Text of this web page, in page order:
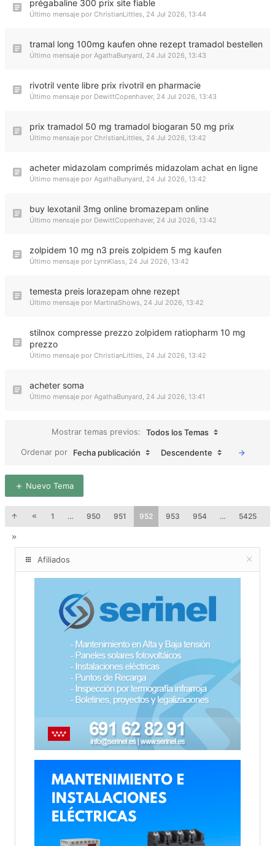
prégabaline 300 prix site fiable
Último mensaje por ChristianLittles, 24 Jul 2026, 13:44
tramal long 100mg kaufen ohne rezept tramadol bestellen
Último mensaje por AgathaBunyard, 24 Jul 2026, 13:43
rivotril vente libre prix rivotril en pharmacie
Último mensaje por DewittCopenhaver, 24 Jul 2026, 13:43
prix tramadol 50 mg tramadol biogaran 50 mg prix
Último mensaje por ChristianLittles, 24 Jul 2026, 13:42
acheter midazolam comprimés midazolam achat en ligne
Último mensaje por AgathaBunyard, 24 Jul 2026, 13:42
buy lexotanil 3mg online bromazepam online
Último mensaje por DewittCopenhaver, 24 Jul 2026, 13:42
zolpidem 10 mg n3 preis zolpidem 5 mg kaufen
Último mensaje por LynnKlass, 24 Jul 2026, 13:42
temesta preis lorazepam ohne rezept
Último mensaje por MartinaShows, 24 Jul 2026, 13:42
stilnox compresse prezzo zolpidem ratiopharm 10 mg
prezzo
Último mensaje por ChristianLittles, 24 Jul 2026, 13:42
acheter soma
Último mensaje por AgathaBunyard, 24 Jul 2026, 13:41
Mostrar temas previos:
Todos los Temas
Ordenar por
Fecha publicación Descendente
Nuevo Tema
1 … 950 951 952 953 954 … 5425
Afiliados